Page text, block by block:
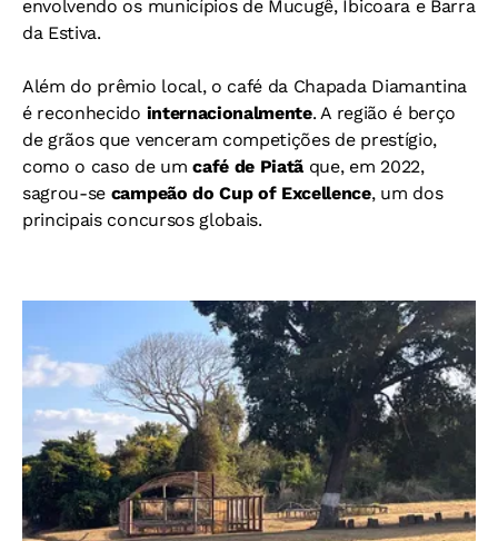
envolvendo os municípios de Mucugê, Ibicoara e Barra
da Estiva.
Além do prêmio local, o café da Chapada Diamantina
é reconhecido internacionalmente. A região é berço
de grãos que venceram competições de prestígio,
como o caso de umcafé de Piatã que, em 2022,
sagrou-se campeão do Cup of Excellence, um dos
principais concursos globais.